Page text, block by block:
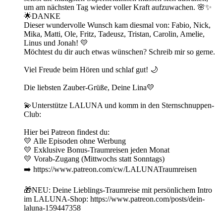
um am nächsten Tag wieder voller Kraft aufzuwachen. 🌸✨
🌟DANKE
Dieser wundervolle Wunsch kam diesmal von: Fabio, Nick,
Mika, Matti, Ole, Fritz, Tadeusz, Tristan, Carolin, Amelie,
Linus und Jonah! 💛
Möchtest du dir auch etwas wünschen? Schreib mir so gerne.
Viel Freude beim Hören und schlaf gut! 🌙
Die liebsten Zauber-Grüße, Deine Lina💛
💫Unterstütze LALUNA und komm in den Sternschnuppen-
Club:
Hier bei Patreon findest du:
💛 Alle Episoden ohne Werbung
💛 Exklusive Bonus-Traumreisen jeden Monat
💛 Vorab-Zugang (Mittwochs statt Sonntags)
➡️ https://www.patreon.com/cw/LALUNATraumreisen
🎁NEU: Deine Lieblings-Traumreise mit persönlichem Intro
im LALUNA-Shop: https://www.patreon.com/posts/dein-
laluna-159447358